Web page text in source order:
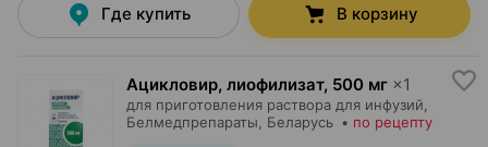
Где купить В корзину
Ацикловир, лиофилизат, 500 мг ×1
для приготовления раствора для инфузий,
Белмедпрепараты , Беларусь • по рецепту